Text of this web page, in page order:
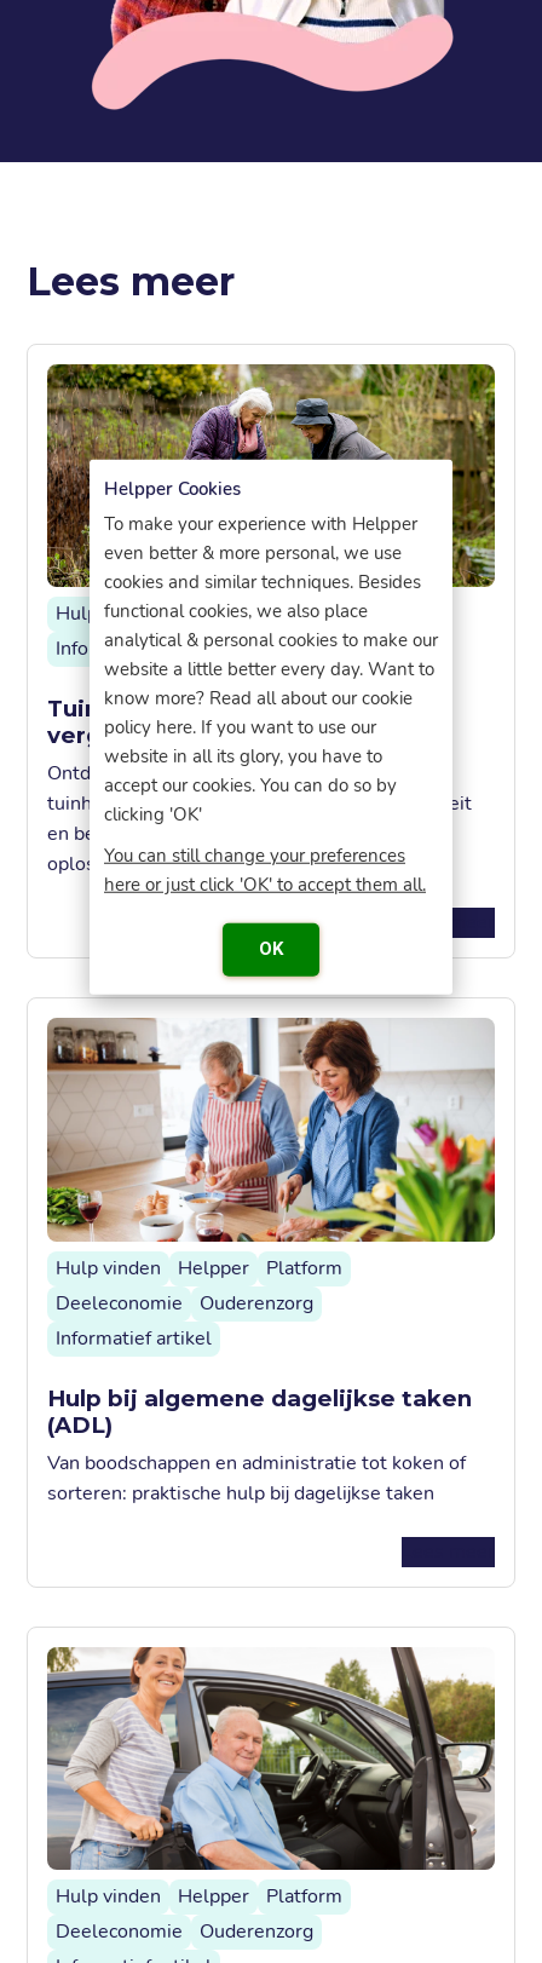
Helpper Cookies
To make your experience with Helpper
even better & more personal, we use
cookies and similar techniques. Besides
functional cookies, we also place
analytical & personal cookies to make our
website a little better every day. Want to
know more? Read all about our cookie
policy here. If you want to use our
website in all its glory, you have to
accept our cookies. You can do so by
clicking 'OK'
You can still change your preferences
here or just click 'OK' to accept them all.
OK
Lees meer
Hulp vinden Ouderenzorg
Mantelzorg
Informatief artikel
Tuinhulp gezocht voor ouderen:
vergelijk de 3 beste opties
Ontdek de drie meest gekozen opties voor
tuinhulp bij ouderen en vergelijk prijs, flexibiliteit
en betrouwbaarheid. Zo kies je eenvoudig de
oplossing die het best past bij je situatie .
Hulp vinden Helpper
Platform
Deeleconomie
Ouderenzorg
Informatief artikel
Hulp bij algemene dagelijkse taken
(ADL)
Van boodschappen en administratie tot koken of
sorteren: praktische hulp bij dagelijkse taken
Hulp vinden Helpper
Platform
Deeleconomie
Ouderenzorg